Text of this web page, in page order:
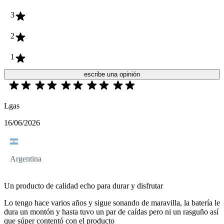
3
2
1
escribe una opinión
Lgas
16/06/2026
Argentina
Un producto de calidad echo para durar y disfrutar
Lo tengo hace varios años y sigue sonando de maravilla, la batería le
dura un montón y hasta tuvo un par de caídas pero ni un rasguño así
que súper contentó con el producto